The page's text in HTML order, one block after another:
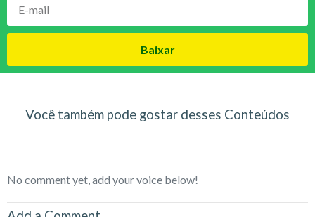
Baixar
Você também pode gostar desses Conteúdos
No comment yet, add your voice below!